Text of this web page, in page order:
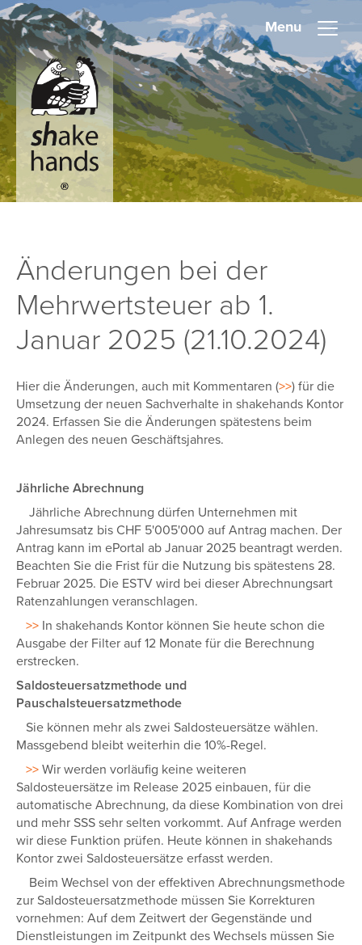
Menu
Änderungen bei der
Mehrwertsteuer ab 1.
Januar 2025 (21.10.2024)
Hier die Änderungen, auch mit Kommentaren (>>) für die
Umsetzung der neuen Sachverhalte in shakehands Kontor
2024. Erfassen Sie die Änderungen spätestens beim
Anlegen des neuen Geschäftsjahres.
Jährliche Abrechnung
Jährliche Abrechnung dürfen Unternehmen mit
Jahresumsatz bis CHF 5'005'000 auf Antrag machen. Der
Antrag kann im ePortal ab Januar 2025 beantragt werden.
Beachten Sie die Frist für die Nutzung bis spätestens 28.
Februar 2025. Die ESTV wird bei dieser Abrechnungsart
Ratenzahlungen veranschlagen.
>> In shakehands Kontor können Sie heute schon die
Ausgabe der Filter auf 12 Monate für die Berechnung
erstrecken.
Saldosteuersatzmethode und
Pauschalsteuersatzmethode
Sie können mehr als zwei Saldosteuersätze wählen.
Massgebend bleibt weiterhin die 10%-Regel.
>> Wir werden vorläufig keine weiteren
Saldosteuersätze im Release 2025 einbauen, für die
automatische Abrechnung, da diese Kombination von drei
und mehr SSS sehr selten vorkommt. Auf Anfrage werden
wir diese Funktion prüfen. Heute können in shakehands
Kontor zwei Saldosteuersätze erfasst werden.
Beim Wechsel von der effektiven Abrechnungsmethode
zur Saldosteuersatzmethode müssen Sie Korrekturen
vornehmen: Auf dem Zeitwert der Gegenstände und
Dienstleistungen im Zeitpunkt des Wechsels müssen Sie